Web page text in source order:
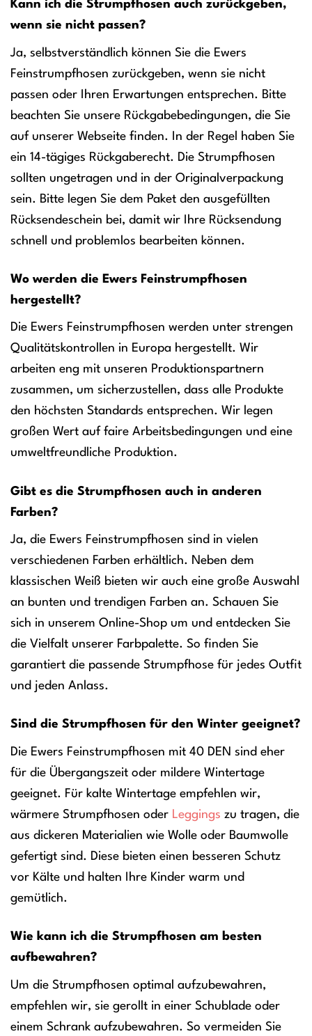
Kann ich die Strumpfhosen auch zurückgeben,
wenn sie nicht passen?
Ja, selbstverständlich können Sie die Ewers
Feinstrumpfhosen zurückgeben, wenn sie nicht
passen oder Ihren Erwartungen entsprechen. Bitte
beachten Sie unsere Rückgabebedingungen, die Sie
auf unserer Webseite finden. In der Regel haben Sie
ein 14-tägiges Rückgaberecht. Die Strumpfhosen
sollten ungetragen und in der Originalverpackung
sein. Bitte legen Sie dem Paket den ausgefüllten
Rücksendeschein bei, damit wir Ihre Rücksendung
schnell und problemlos bearbeiten können.
Wo werden die Ewers Feinstrumpfhosen
hergestellt?
Die Ewers Feinstrumpfhosen werden unter strengen
Qualitätskontrollen in Europa hergestellt. Wir
arbeiten eng mit unseren Produktionspartnern
zusammen, um sicherzustellen, dass alle Produkte
den höchsten Standards entsprechen. Wir legen
großen Wert auf faire Arbeitsbedingungen und eine
umweltfreundliche Produktion.
Gibt es die Strumpfhosen auch in anderen
Farben?
Ja, die Ewers Feinstrumpfhosen sind in vielen
verschiedenen Farben erhältlich. Neben dem
klassischen Weiß bieten wir auch eine große Auswahl
an bunten und trendigen Farben an. Schauen Sie
sich in unserem Online-Shop um und entdecken Sie
die Vielfalt unserer Farbpalette. So finden Sie
garantiert die passende Strumpfhose für jedes Outfit
und jeden Anlass.
Sind die Strumpfhosen für den Winter geeignet?
Die Ewers Feinstrumpfhosen mit 40 DEN sind eher
für die Übergangszeit oder mildere Wintertage
geeignet. Für kalte Wintertage empfehlen wir,
wärmere Strumpfhosen oder Leggings zu tragen, die
aus dickeren Materialien wie Wolle oder Baumwolle
gefertigt sind. Diese bieten einen besseren Schutz
vor Kälte und halten Ihre Kinder warm und
gemütlich.
Wie kann ich die Strumpfhosen am besten
aufbewahren?
Um die Strumpfhosen optimal aufzubewahren,
empfehlen wir, sie gerollt in einer Schublade oder
einem Schrank aufzubewahren. So vermeiden Sie